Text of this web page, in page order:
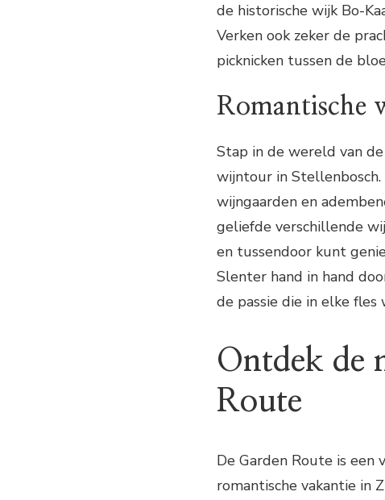
de historische wijk Bo-
Verken ook zeker de
picknicken tussen de
Romantische
Stap in de wereld van
wijntour in
wijngaarden en
geliefde verschillende
en tussendoor kunt
Slenter hand in hand
de passie die in elke fles
Ontdek de
Route
De Garden Route is
romantische vakantie in